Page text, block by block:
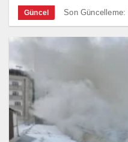
Güncel Son Güncelleme: